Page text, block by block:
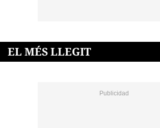
EL MÉS LLEGIT